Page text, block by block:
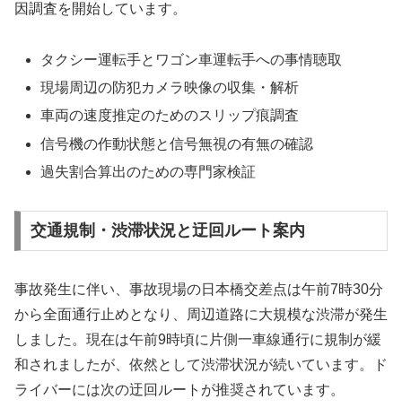
因調査を開始しています。
タクシー運転手とワゴン車運転手への事情聴取
現場周辺の防犯カメラ映像の収集・解析
車両の速度推定のためのスリップ痕調査
信号機の作動状態と信号無視の有無の確認
過失割合算出のための専門家検証
交通規制・渋滞状況と迂回ルート案内
事故発生に伴い、事故現場の日本橋交差点は午前7時30分
から全面通行止めとなり、周辺道路に大規模な渋滞が発生
しました。現在は午前9時頃に片側一車線通行に規制が緩
和されましたが、依然として渋滞状況が続いています。ド
ライバーには次の迂回ルートが推奨されています。